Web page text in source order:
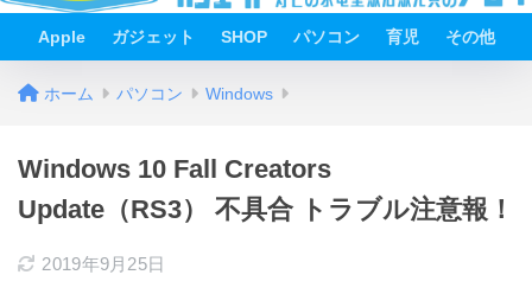
Apple ガジェット SHOP パソコン 育児 その他
ホーム パソコン Windows
Windows 10 Fall Creators
Update（RS3） 不具合 トラブル注意報！
2019年9月25日